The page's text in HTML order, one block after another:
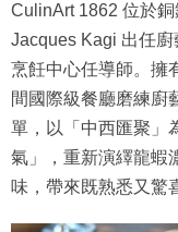
CulinArt 1862 位於
Jacques Kagi 出任
烹飪中心任導師。擁
間國際級餐廳磨練廚
單，以「中西匯聚」
氣」，重新演繹龍蝦
味，帶來既熟悉又驚